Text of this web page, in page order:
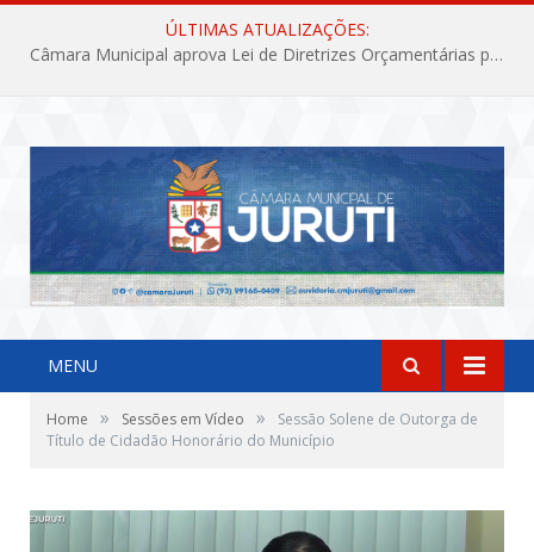
ÚLTIMAS ATUALIZAÇÕES:
Câmara Municipal aprova Lei de Diretrizes Orçamentárias para o exercício financeiro de 2027
MENU
Home » Sessões em Vídeo »
Sessão Solene de Outorga de
Título de Cidadão Honorário do Município